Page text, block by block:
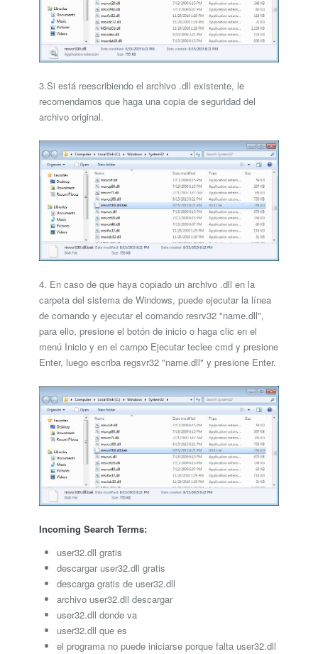
3.Si está reescribiendo el archivo .dll existente, le
recomendamos que haga una copia de seguridad del
archivo original.
4. En caso de que haya copiado un archivo .dll en la
carpeta del sistema de Windows, puede ejecutar la línea
de comando y ejecutar el comando resrv32 "name.dll",
para ello, presione el botón de inicio o haga clic en el
menú Inicio y en el campo Ejecutar teclee cmd y presione
Enter, luego escriba regsvr32 "name.dll" y presione Enter.
Incoming Search Terms:
user32.dll gratis
descargar user32.dll gratis
descarga gratis de user32.dll
archivo user32.dll descargar
user32.dll donde va
user32.dll que es
el programa no puede iniciarse porque falta user32.dll